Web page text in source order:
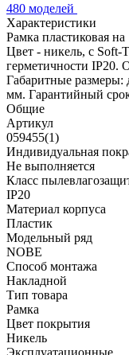
480 моделей
Характеристики
Рамка пластиковая
Цвет - никель, с Soft-
герметичности IP20.
Габаритные
мм. Гарантийный
Общие
Артикул
059455(1)
Индивидуальная
Не выполняется
Класс
IP20
Материал корпуса
Пластик
Модельный ряд
NOBE
Способ монтажа
Накладной
Тип товара
Рамка
Цвет покрытия
Никель
Эксплуатационные